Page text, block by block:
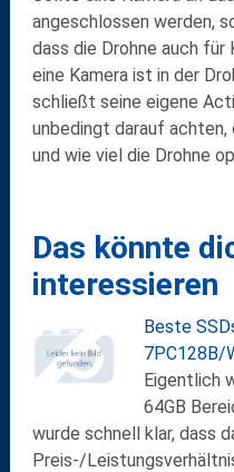
angeschlossen werden,
dass die Drohne auch
eine Kamera ist in der
schließt seine eigene
unbedingt darauf
und wie viel die Drohne
Das könnte
interessieren
Beste
7PC128B/
Eigentlich
64GB
wurde schnell klar, dass
Preis-/